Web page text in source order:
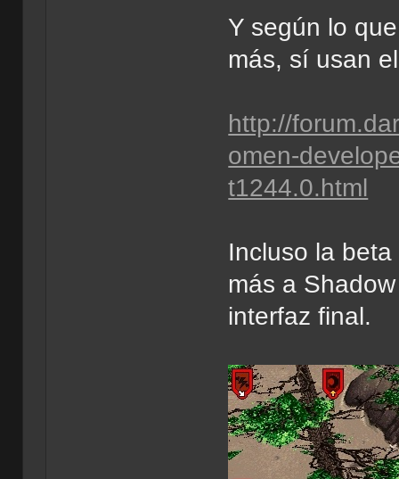
Y según lo
más, sí usan
http://
omen-
t1244.0.html
Incluso la
más a
interfaz final.